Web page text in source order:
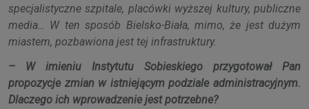
specjalistyczne szpitale, placówki wyższej kultury, publiczne
media… W ten sposób Bielsko-Biała, mimo, że jest dużym
miastem, pozbawiona jest tej infrastruktury.
– W imieniu Instytutu Sobieskiego przygotował Pan
propozycje zmian w istniejącym podziale administracyjnym.
Dlaczego ich wprowadzenie jest potrzebne?